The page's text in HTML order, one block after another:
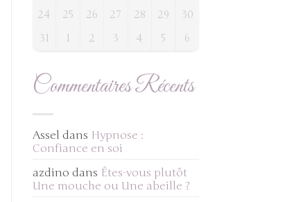
24
25 26 27 28 29
30
31
1 2 3 4 5 6
Commentaires Récents
Assel dans Hypnose :
Confiance en soi
azdino dans Êtes-vous plutôt
Une mouche ou Une abeille ?